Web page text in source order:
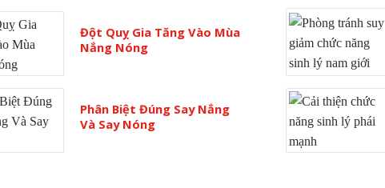
Đột Quỵ Gia Tăng Vào Mùa
Nắng Nóng
Phân Biệt Đúng Say Nắng
Và Say Nóng